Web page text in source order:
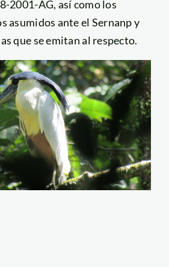
2001-AG, así como los
asumidos ante el Sernanp y
que se emitan al respecto.